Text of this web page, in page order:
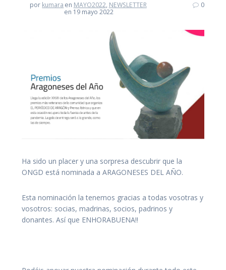
por kumara en MAYO2022, NEWSLETTER
en 19 mayo 2022
0
Ha sido un placer y una sorpresa descubrir que la
ONGD está nominada a ARAGONESES DEL AÑO.
Esta nominación la tenemos gracias a todas vosotras y
vosotros: socias, madrinas, socios, padrinos y
donantes. Así que ENHORABUENA!!